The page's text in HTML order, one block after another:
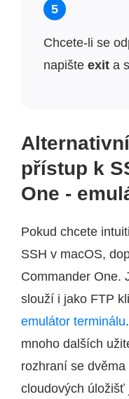
5
Chcete-li se
napište exit a
přístup k
One -
Pokud chcete
SSH v macOS,
Commander One.
slouží i jako FTP
emulátor terminálu
mnoho dalších
rozhraní se
cloudových